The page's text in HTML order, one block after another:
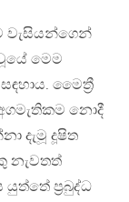
වැසියන්ගෙන්
මෙම
මෛත්‍රී
නොදී
දැමූ දූෂිත
නැවතත්
ප්‍රබුද්ධ